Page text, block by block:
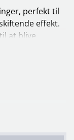
perfekt til
effekt.
at blive
serien,
appel.
leverer en
synsvinklen.